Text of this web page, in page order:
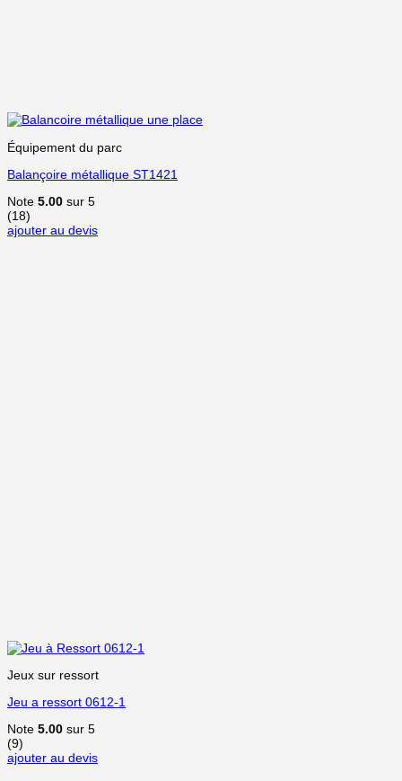
Équipement du parc
Balançoire métallique ST1421
Note 5.00 sur 5
(18)
ajouter au devis
Jeux sur ressort
Jeu a ressort 0612-1
Note 5.00 sur 5
(9)
ajouter au devis